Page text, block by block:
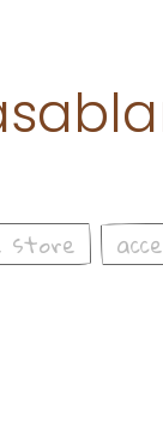
store